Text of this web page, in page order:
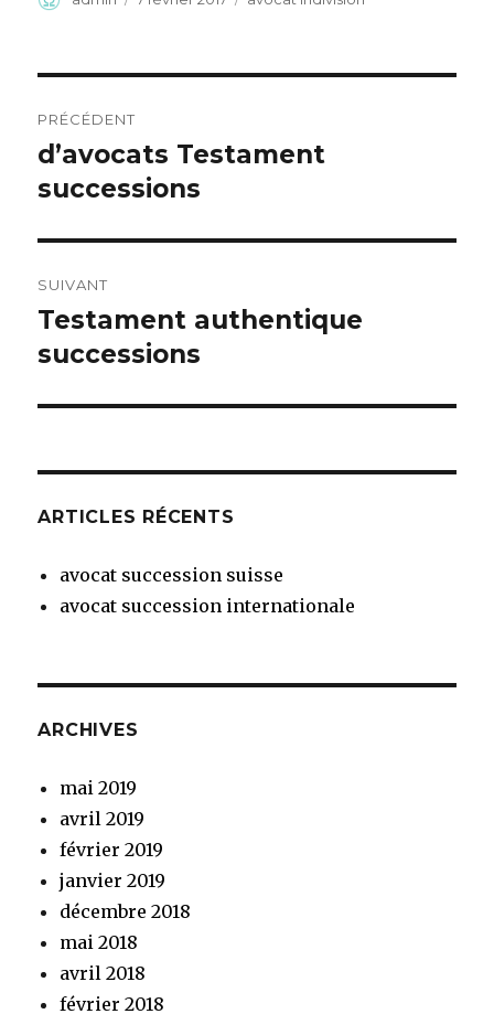
de
l’article
PRÉCÉDENT
Article
précédent :
d’avocats Testament
successions
SUIVANT
Article
suivant :
Testament authentique
successions
ARTICLES RÉCENTS
avocat succession suisse
avocat succession internationale
ARCHIVES
mai 2019
avril 2019
février 2019
janvier 2019
décembre 2018
mai 2018
avril 2018
février 2018